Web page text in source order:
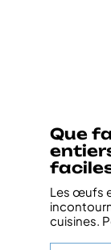
Que
Les œufs
cuisines.